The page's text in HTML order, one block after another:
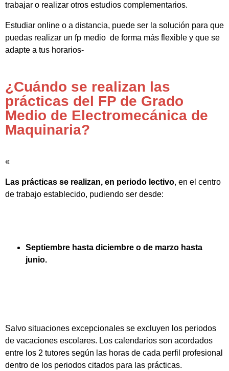
trabajar o realizar otros estudios complementarios.
Estudiar online o a distancia, puede ser la solución para que
puedas realizar un fp medio de forma más flexible y que se
adapte a tus horarios-
¿Cuándo se realizan las
prácticas del FP de Grado
Medio de Electromecánica de
Maquinaria?
«
Las prácticas se realizan, en periodo lectivo, en el centro
de trabajo establecido, pudiendo ser desde:
Septiembre hasta diciembre o de marzo hasta
junio.
Salvo situaciones excepcionales se excluyen los periodos
de vacaciones escolares. Los calendarios son acordados
entre los 2 tutores según las horas de cada perfil profesional
dentro de los periodos citados para las prácticas.